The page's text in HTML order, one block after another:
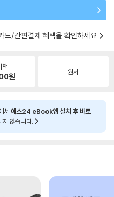
드/간편결제 혜택을 확인하세요
책
원 원서
서 예스24 eBook앱 설치 후 바로
않습니다.